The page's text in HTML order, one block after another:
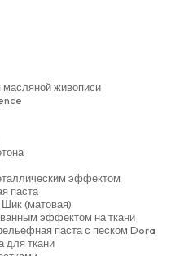
живописи
эффектом
паста
(матовая)
эффектом на ткани
паста с песком Dora
для ткани